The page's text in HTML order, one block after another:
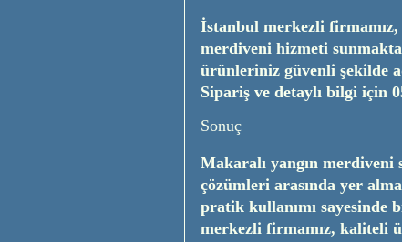
İstanbul merkezli
merdiveni hizmeti
ürünleriniz güvenli şekilde
Sipariş ve detaylı bilgi için
Sonuç
Makaralı yangın merdiveni
çözümleri arasında yer
pratik kullanımı
merkezli firmamız, kaliteli